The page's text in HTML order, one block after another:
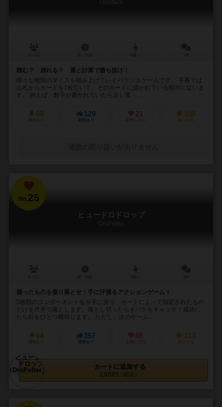
Dicetack
積む？ 崩れる？ 運と計算で勝ち抜け！
様々な種類のダイスを積み上げていくバランスゲームです。 手番では
山札からカードを1枚引いて、そのカードに描かれている指示に従いま
す。 例えば、数字が書かれていたら足し算・...
60
興味あり
129
経験あり
21
お気に入り
108
持ってる
No.25
ヒュードロドロップ
DroPolter
握ったものを振り落とせ！手に汗握るアクションゲーム！
5種類のコンポーネントを片手に握り、カードによって指定されたもの
だけを片手で落とします。落とし切ったらオバケをキャッチ！成功し
たら鈴をひとつ獲得します。 ただし、次のゲーム...
64
興味あり
357
経験あり
66
お気に入り
313
持ってる
カートに追加する
2,970円（税込）